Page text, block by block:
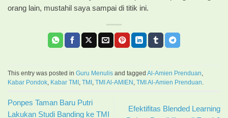
orang lain, mustahil saya sampai di titik ini.
This entry was posted in Guru Menulis and tagged Al-Amien Prenduan
Kabar Pondok
Kabar TMI TMI TMI Al-AMIEN TMI Al-Amien Prenduan
Ponpes Taman Baru Putri
Lakukan Studi Banding ke TMI
Efektifitas Blended Learning